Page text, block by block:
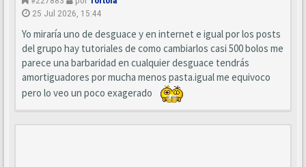
25 Jul 2026, 15:44
Yo miraría uno de desguace y en internet e igual por los posts
del grupo hay tutoriales de como cambiarlos casi 500 bolos me
parece una barbaridad en cualquier desguace tendrás
amortiguadores por mucha menos pasta.igual me equivoco
pero lo veo un poco exagerado